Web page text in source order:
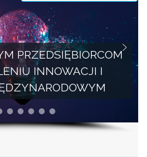
PRZEDSIĘBIORCOM
INNOWACJI I